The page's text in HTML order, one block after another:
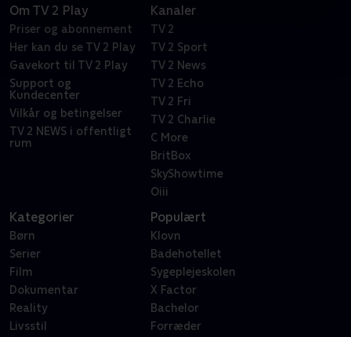
Om TV 2 Play
Priser og abonnement
Her kan du se TV 2 Play
Gavekort til TV 2 Play
Support og
Kundecenter
Vilkår og betingelser
TV 2 NEWS i offentligt
rum
Kanaler
TV 2
TV 2 Sport
TV 2 News
TV 2 Echo
TV 2 Fri
TV 2 Charlie
C More
BritBox
SkyShowtime
Oiii
Kategorier
Børn
Serier
Film
Dokumentar
Reality
Livsstil
Populært
Klovn
Badehotellet
Sygeplejeskolen
X Factor
Bachelor
Forræder